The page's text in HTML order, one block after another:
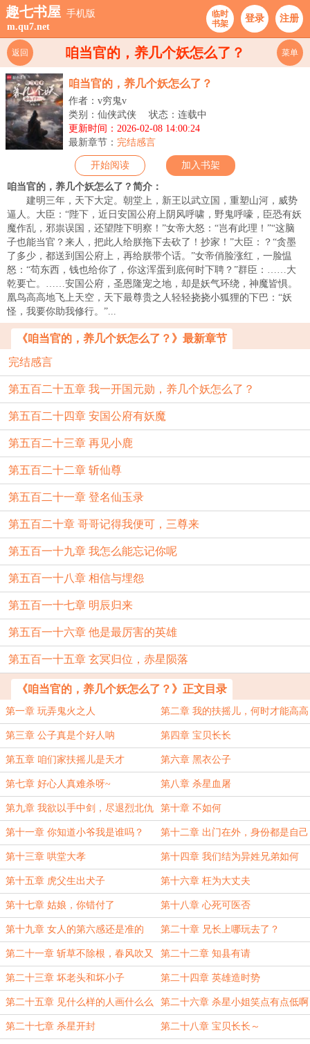
趣七书屋 手机版
m.qu7.net
临时
书架
登录 注册
咱当官的，养几个妖怎么了？
返回 菜单
咱当官的，养几个妖怎么了？
作者：v穷鬼v
类别：仙侠武侠
状态：连载中
更新时间：2026-02-08 14:00:24
最新章节： 完结感言
开始阅读 加入书架
咱当官的，养几个妖怎么了？简介：
建明三年，天下大定。朝堂上，新王以武立国，重塑山河，威势
逼人。大臣：“陛下，近日安国公府上阴风呼啸，野鬼呼嚎，臣恐有妖
魔作乱，邪祟误国，还望陛下明察！”女帝大怒：“岂有此理！”“这脑
子也能当官？来人，把此人给朕拖下去砍了！抄家！”大臣：？“贪墨
了多少，都送到国公府上，再给朕带个话。”女帝俏脸涨红，一脸愠
怒：“苟东西，钱也给你了，你这浑蛋到底何时下聘？”群臣：……大
乾要亡。……安国公府，圣恩隆宠之地，却是妖气环绕，神魔皆惧。
凰鸟高高地飞上天空，天下最尊贵之人轻轻挠挠小狐狸的下巴：“妖
怪，我要你助我修行。”...
《咱当官的，养几个妖怎么了？》最新章节
完结感言
第五百二十五章 我一开国元勋，养几个妖怎么了？
第五百二十四章 安国公府有妖魔
第五百二十三章 再见小鹿
第五百二十二章 斩仙尊
第五百二十一章 登名仙玉录
第五百二十章 哥哥记得我便可，三尊来
第五百一十九章 我怎么能忘记你呢
第五百一十八章 相信与埋怨
第五百一十七章 明辰归来
第五百一十六章 他是最厉害的英雄
第五百一十五章 玄冥归位，赤星陨落
《咱当官的，养几个妖怎么了？》正文目录
第一章 玩弄鬼火之人 第二章 我的扶摇儿，何时才能高高
地飞上天空呢？
第三章 公子真是个好人呐 第四章 宝贝长长
第五章 咱们家扶摇儿是天才 第六章 黑衣公子
第七章 好心人真难杀呀~ 第八章 杀星血屠
第九章 我欲以手中剑，尽退烈北仇
寇万万敌
第十章 不如何
第十一章 你知道小爷我是谁吗？ 第十二章 出门在外，身份都是自己
给的
第十三章 哄堂大孝 第十四章 我们结为异姓兄弟如何
第十五章 虎父生出犬子 第十六章 枉为大丈夫
第十七章 姑娘，你错付了 第十八章 心死可医否
第十九章 女人的第六感还是准的 第二十章 兄长上哪玩去了？
第二十一章 斩草不除根，春风吹又
生
第二十二章 知县有请
第二十三章 坏老头和坏小子 第二十四章 英雄造时势
第二十五章 见什么样的人画什么么
样的饼
第二十六章 杀星小姐笑点有点低啊
～
第二十七章 杀星开封 第二十八章 宝贝长长～